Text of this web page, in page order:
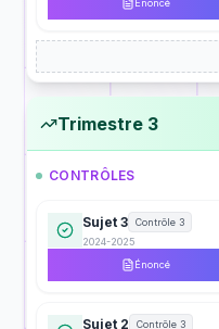
Énoncé
Trimestre 3
CONTRÔLES
Sujet 3
Contrôle 3
2024-2025
Énoncé
Sujet 2 Contrôle 3